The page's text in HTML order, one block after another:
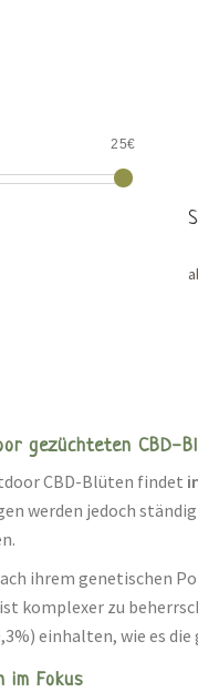
25€
gezüchteten CBD-
CBD-Blüten findet
werden jedoch ständig
ihrem genetischen
komplexer zu
einhalten, wie es
im Fokus